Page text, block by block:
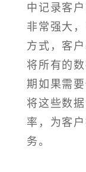
中记录客
非常强大
方式，客
将所有的
期如果需
将这些数
率，为客
务。